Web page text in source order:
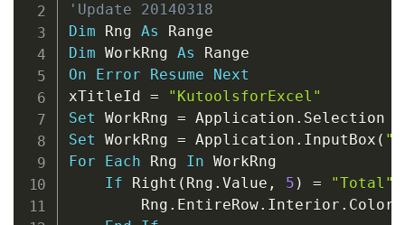
'Update 20140318
Dim Rng As
Dim WorkRng As
On
Error Resume
Next
xTitleId =
"KutoolsforExcel"
Set WorkRng = Application .
Set WorkRng = Application . InputBox (
For
Each Rng In WorkRng
If Right ( Rng . Value , 5 ) = "Total"
        Rng
. EntireRow. Interior .